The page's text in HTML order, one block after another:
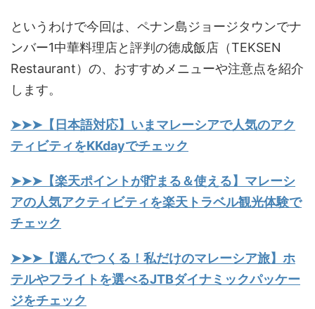
というわけで今回は、ペナン島ジョージタウンでナ
ンバー1中華料理店と評判の徳成飯店（TEKSEN
Restaurant）の、おすすめメニューや注意点を紹介
します。
➤➤➤【日本語対応】いまマレーシアで人気のアク
ティビティをKKdayでチェック
➤➤➤【楽天ポイントが貯まる＆使える】マレーシ
アの人気アクティビティを楽天トラベル観光体験で
チェック
➤➤➤【選んでつくる！私だけのマレーシア旅】ホ
テルやフライトを選べるJTBダイナミックパッケー
ジをチェック